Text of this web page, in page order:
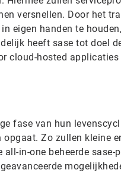
versnellen. Door het
eigen handen te
heeft sase tot doel
cloud-hosted applicaties
fase van hun
Zo zullen kleine
in-one beheerde sase-